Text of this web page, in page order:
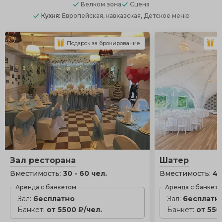
Велком зона
Сцена
Кухня: Европейская, кавказская, Детское меню
Зал ресторана
Вместимость: 30 - 60 чел.
Аренда с банкетом
Зал: бесплатно
Банкет: от 5500 ₽/чел.
Подарок за бронирование
Шатер
Вместимость:
Аренда с
Зал:
Банкет: от